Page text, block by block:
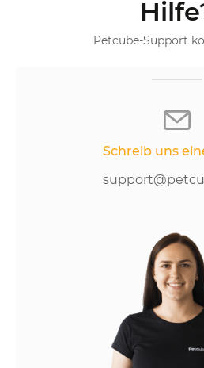
Petcube-Support
Schreib uns